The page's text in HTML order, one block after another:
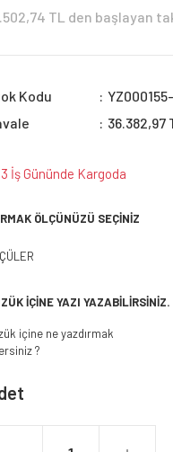
TL den başlayan
Kodu
3 İş Gününde Kargoda
ÖLÇÜNÜZÜ SEÇİNİZ
İÇİNE YAZI YAZABİLİRSİNİZ.
içine ne yazdırmak
?